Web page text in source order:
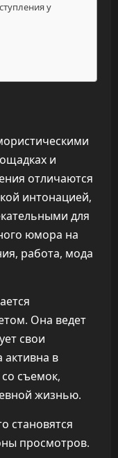
у
и
отличаются
интонацией,
для
юмора на
работа, мода
Она ведет
свои
активна в
съемок,
жизнью.
становятся
просмотров.